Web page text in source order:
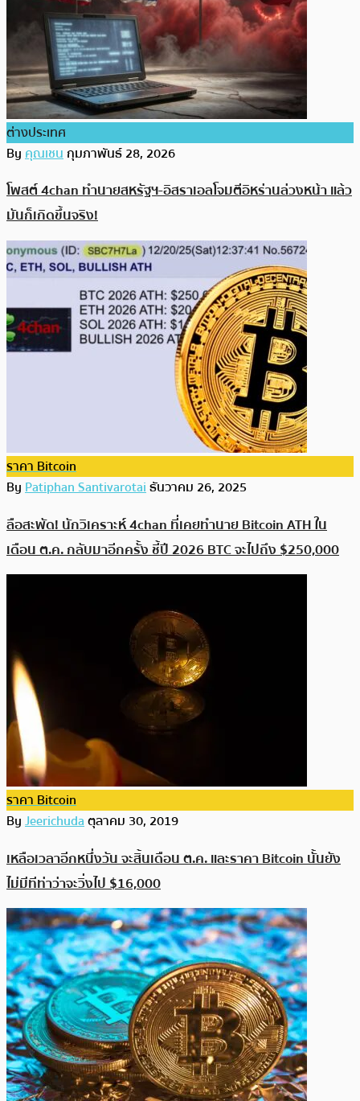
ต่างประเทศ
Byคุณเชนกุมภาพันธ์ 28, 2026
โพสต์ 4chan ทำนายสหรัฐฯ-อิสราเอลโจมตีอิหร่านล่วงหน้า แล้ว
มันก็เกิดขึ้นจริง!
ราคา Bitcoin
ByPatiphan Santivarotaiธันวาคม 26, 2025
ลือสะพัด! นักวิเคราะห์ 4chan ที่เคยทำนาย Bitcoin ATH ใน
เดือน ต.ค. กลับมาอีกครั้ง ชี้ปี 2026 BTC จะไปถึง $250,000
ราคา Bitcoin
ByJeerichudaตุลาคม 30, 2019
เหลือเวลาอีกหนึ่งวัน จะสิ้นเดือน ต.ค. และราคา Bitcoin นั้นยัง
ไม่มีทีท่าว่าจะวิ่งไป $16,000